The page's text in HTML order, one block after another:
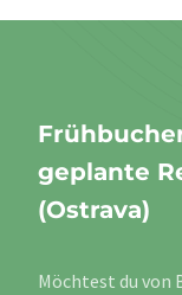
geplante
(Ostrava)
Möchtest du von